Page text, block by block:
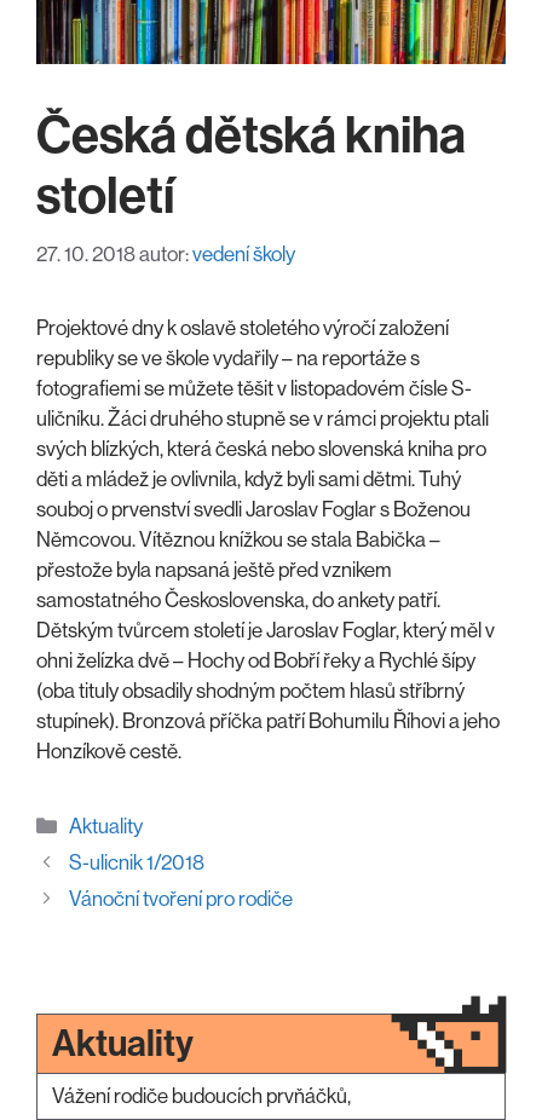
Česká dětská kniha
století
27. 10. 2018autor:vedení školy
Projektové dny k oslavě stoletého výročí založení
republiky se ve škole vydařily – na reportáže s
fotografiemi se můžete těšit v listopadovém čísle S-
uličníku. Žáci druhého stupně se v rámci projektu ptali
svých blízkých, která česká nebo slovenská kniha pro
děti a mládež je ovlivnila, když byli sami dětmi. Tuhý
souboj o prvenství svedli Jaroslav Foglar s Boženou
Němcovou. Vítěznou knížkou se stala Babička –
přestože byla napsaná ještě před vznikem
samostatného Československa, do ankety patří.
Dětským tvůrcem století je Jaroslav Foglar, který měl v
ohni želízka dvě – Hochy od Bobří řeky a Rychlé šípy
(oba tituly obsadily shodným počtem hlasů stříbrný
stupínek). Bronzová příčka patří Bohumilu Říhovi a jeho
Honzíkově cestě.
Rubriky
Aktuality
S-ulicnik 1/2018
Vánoční tvoření pro rodiče
Aktuality
Vážení rodiče budoucích prvňáčků,